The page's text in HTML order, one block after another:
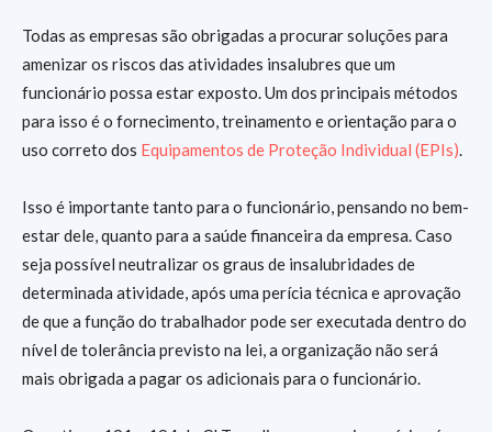
Todas as empresas são obrigadas a procurar soluções para
amenizar os riscos das atividades insalubres que um
funcionário possa estar exposto. Um dos principais métodos
para isso é o fornecimento, treinamento e orientação para o
uso correto dos Equipamentos de Proteção Individual (EPIs).
Isso é importante tanto para o funcionário, pensando no bem-
estar dele, quanto para a saúde financeira da empresa. Caso
seja possível neutralizar os graus de insalubridades de
determinada atividade, após uma perícia técnica e aprovação
de que a função do trabalhador pode ser executada dentro do
nível de tolerância previsto na lei, a organização não será
mais obrigada a pagar os adicionais para o funcionário.